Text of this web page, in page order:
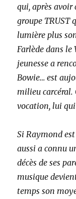
qui, après avoir
groupe TRUST
lumière plus
Farlède dans le
jeunesse a
Bowie… est
milieu carcéral.
vocation, lui
Si Raymond est
aussi a connu
décès de ses
musique
temps son